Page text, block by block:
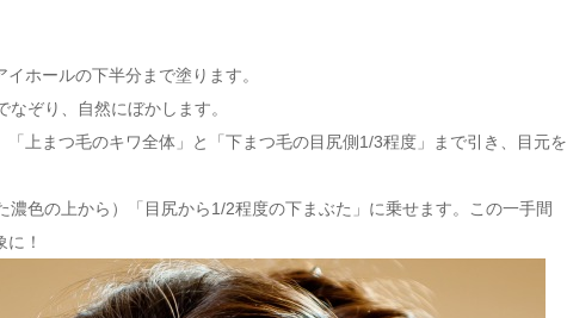
ホールの下半分まで塗ります。
ぞり、自然にぼかします。
「上まつ毛のキワ全体」と「下まつ毛の目尻側1/3程度」まで引き、目元を
濃色の上から）「目尻から1/2程度の下まぶた」に乗せます。この一手間
！